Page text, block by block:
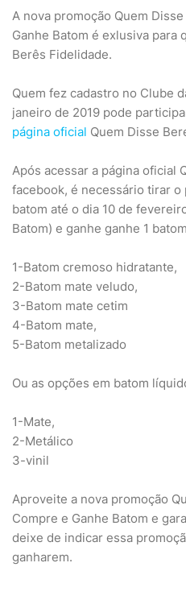
A nova promoção Quem
Ganhe Batom é exlusiva para
Berês Fidelidade.
Quem fez cadastro no Clube
janeiro de 2019 pode
página oficial Quem Disse
Após acessar a página oficial
facebook, é necessário tirar o
batom até o dia 10 de
Batom) e ganhe ganhe 1
1-Batom cremoso hidratante,
2-Batom mate veludo,
3-Batom mate cetim
4-Batom mate,
5-Batom metalizado
Ou as opções em batom
1-Mate,
2-Metálico
3-vinil
Aproveite a nova promoção
Compre e Ganhe Batom e
deixe de indicar essa
ganharem.